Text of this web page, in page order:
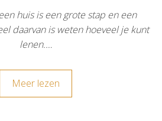
huis is een grote stap en een
daarvan is weten hoeveel je kunt
lenen.…
Meer lezen